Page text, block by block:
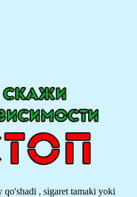
qo'shadi , sigaret tamaki yoki